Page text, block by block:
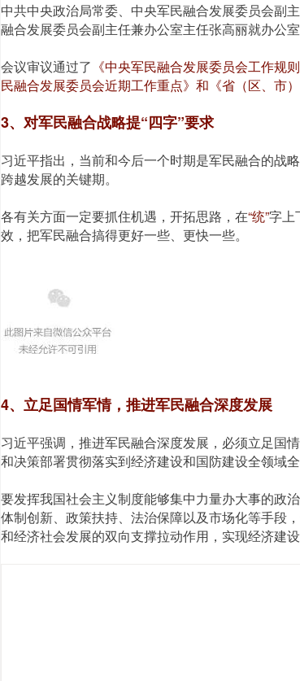
中共中央政治局常委、中央军民融合发展委员会副
融合发展委员会副主任兼办公室主任张高丽就办公
会议审议通过了 《中央军民融合发展委员会工作规
民融合发展委员会近期工作重点》和《省（区、市
3、对军民融合战略提“四字”要求
习近平指出，当前和今后一个时期是军民融合的战
跨越发展的关键期。
各有关方面一定要抓住机遇，开拓思路，在“统”字上
效，把军民融合搞得更好一些、更快一些。
4、立足国情军情，推进军民融合深度发展
习近平强调，推进军民融合深度发展，必须立足国
和决策部署贯彻落实到经济建设和国防建设全领域全
要发挥我国社会主义制度能够集中力量办大事的政
体制创新、政策扶持、法治保障以及市场化等手段
和经济社会发展的双向支撑拉动作用，实现经济建